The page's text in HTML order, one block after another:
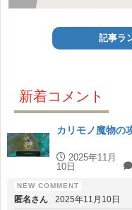
記事ラ
新着コメント
カリモノ魔物の
2025年11月
10日
匿名さん 2025年11月10日